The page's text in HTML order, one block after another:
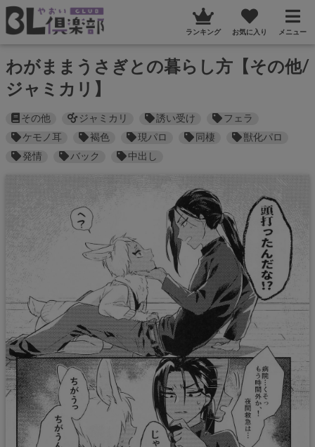
ランキング お気に入り メニュー
わがままうさぎとの暮らし方【その他/
ジャミカリ】
その他 ジャミカリ 誘い受け
フェラ
ケモノ耳
褐色 現パロ 同棲
獣化パロ
発情
バック 中出し